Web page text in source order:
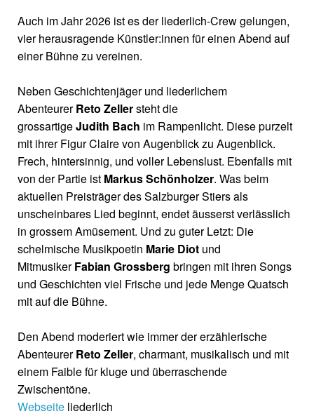
Auch im Jahr 2026 ist es der liederlich-Crew gelungen,
vier herausragende Künstler:innen für einen Abend auf
einer Bühne zu vereinen.
Neben Geschichtenjäger und liederlichem
AbenteurerReto Zellersteht die
grossartigeJudith Bach im Rampenlicht. Diese purzelt
mit ihrer Figur Claire von Augenblick zu Augenblick.
Frech, hintersinnig, und voller Lebenslust. Ebenfalls mit
von der Partie ist Markus Schönholzer. Was beim
aktuellen Preisträger des Salzburger Stiers als
unscheinbares Lied beginnt, endet äusserst verlässlich
in grossem Amüsement. Und zu guter Letzt: Die
schelmische Musikpoetin Marie Diot und
MitmusikerFabian Grossberg bringen mit ihren Songs
und Geschichten viel Frische und jede Menge Quatsch
mit auf die Bühne.
Den Abend moderiert wie immer der erzählerische
AbenteurerReto Zeller, charmant, musikalisch und mit
einem Faible für kluge und überraschende
Zwischentöne.
Webseite liederlich